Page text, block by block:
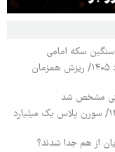
قیمت محصولات ایران خودرو چهارشنبه ۱۴ مرداد ۱۴۰۵/ ریزش همزمان
مشخص شد
قیمت محصولات ایران خودرو شنبه ۱۰ مرداد ۱۴۰۵/ سورن پلاس یک میلیارد
از هم جدا شدند؟